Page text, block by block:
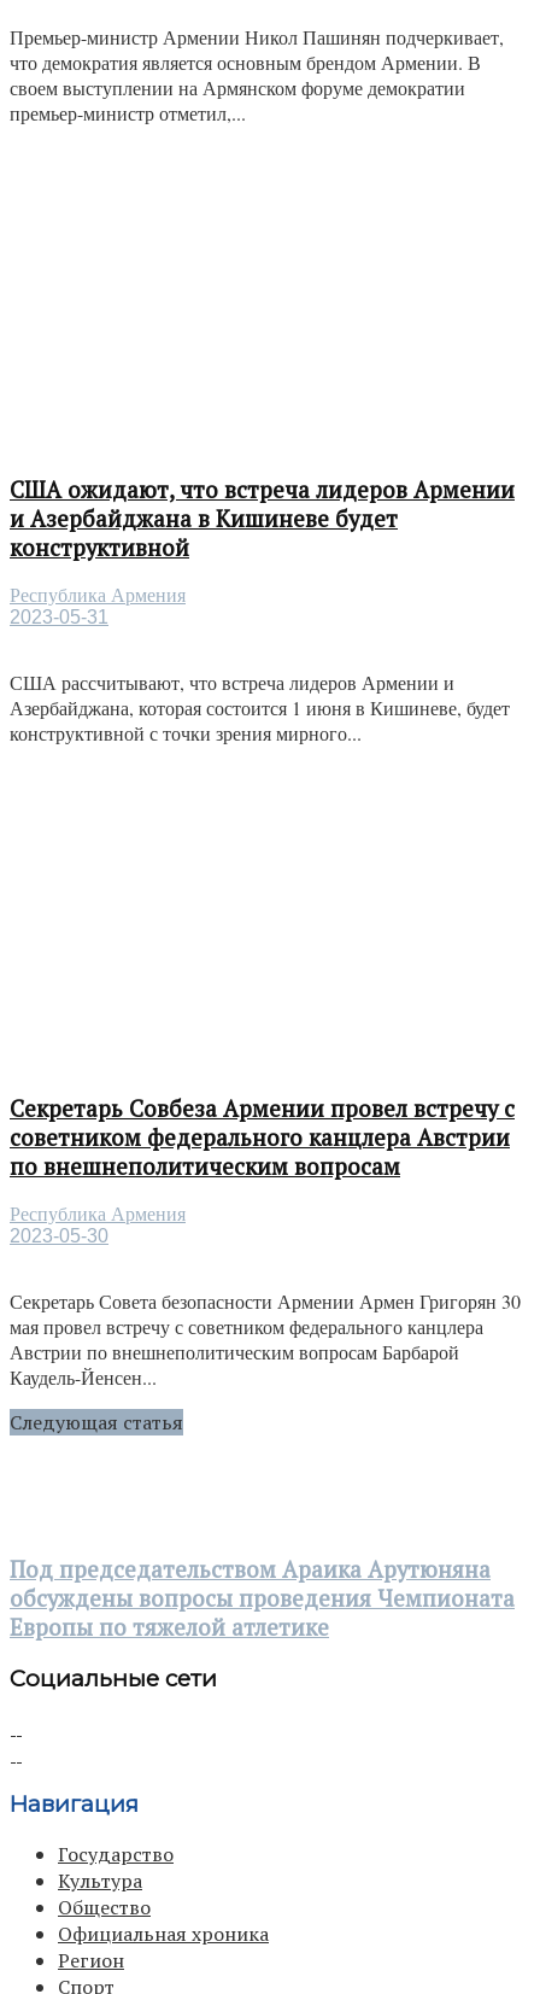
Премьер-министр Армении Никол Пашинян подчеркивает,
что демократия является основным брендом Армении. В
своем выступлении на Армянском форуме демократии
премьер-министр отметил,...
США ожидают, что встреча лидеров Армении
и Азербайджана в Кишиневе будет
конструктивной
Республика Армения
2023-05-31
США рассчитывают, что встреча лидеров Армении и
Азербайджана, которая состоится 1 июня в Кишиневе, будет
конструктивной с точки зрения мирного...
Секретарь Совбеза Армении провел встречу с
советником федерального канцлера Австрии
по внешнеполитическим вопросам
Республика Армения
2023-05-30
Секретарь Совета безопасности Армении Армен Григорян 30
мая провел встречу с советником федерального канцлера
Австрии по внешнеполитическим вопросам Барбарой
Каудель-Йенсен...
Следующая статья
Под председательством Араика Арутюняна
обсуждены вопросы проведения Чемпионата
Европы по тяжелой атлетике
Социальные сети
Навигация
Государство
Культура
Общество
Официальная хроника
Регион
Спорт